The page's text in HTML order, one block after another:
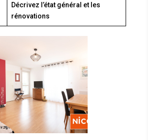
Décrivez l’état général et les
rénovations